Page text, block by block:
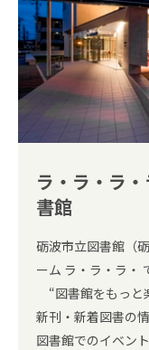
ラ・ラ・ラ
書館
砺波市立図書館（
ーム ラ・ラ・ラ・
“図書館をもっと
新刊・新着図書の
図書館でのイベン